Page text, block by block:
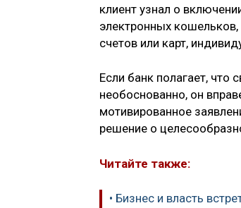
клиент узнал о
электронных
счетов или карт,
Если банк полагает, что
необоснованно, он
мотивированное
решение о
Читайте также:
• Бизнес и власть